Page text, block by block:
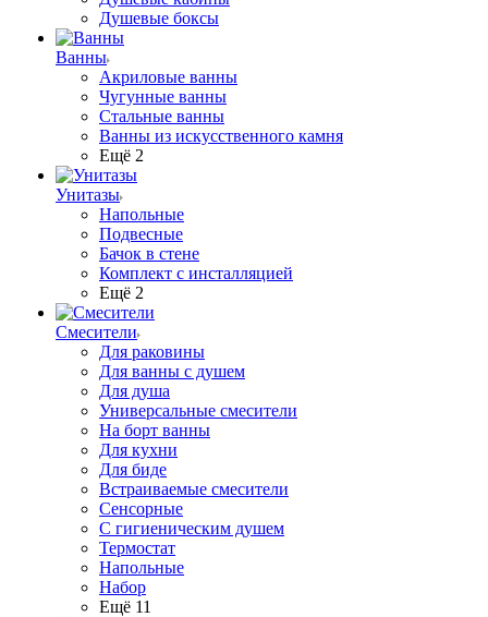
Душевые боксы
Ванны
Акриловые ванны
Чугунные ванны
Стальные ванны
Ванны из искусственного камня
Ещё 2
Унитазы
Напольные
Подвесные
Бачок в стене
Комплект с инсталляцией
Ещё 2
Смесители
Для раковины
Для ванны с душем
Для душа
Универсальные смесители
На борт ванны
Для кухни
Для биде
Встраиваемые смесители
Сенсорные
С гигиеническим душем
Термостат
Напольные
Набор
Ещё 11